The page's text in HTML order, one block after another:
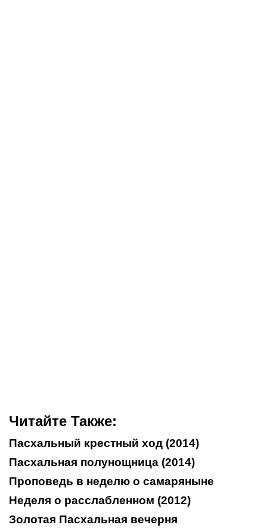
Читайте Также:
Пасхальный крестный ход (2014)
Пасхальная полунощница (2014)
Проповедь в неделю о самаряныне
Неделя о расслабленном (2012)
Золотая Пасхальная вечерня